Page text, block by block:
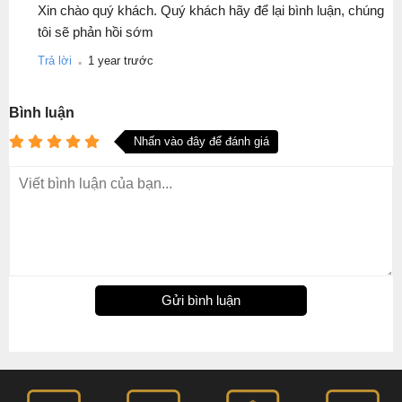
Xin chào quý khách. Quý khách hãy để lại bình luận, chúng
tôi sẽ phản hồi sớm
Trả lời . 1 year trước
Bình luận
Nhấn vào đây để đánh giá
Gửi bình luận